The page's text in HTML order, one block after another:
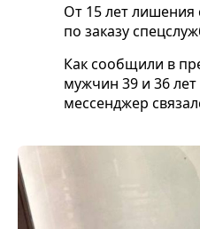
От 15 лет
по заказу
Как сообщили в
мужчин 39 и 36
мессенджер